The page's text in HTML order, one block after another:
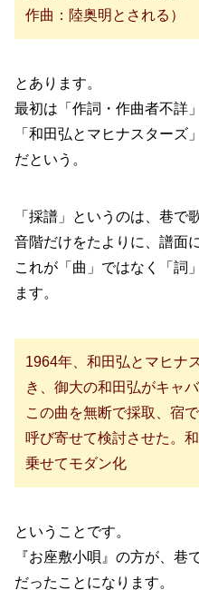
作曲：陸奥明とされる）
とあります。
最初は「作詞・作曲者不詳
「和田弘とマヒナスターズ
だという。
「採譜」というのは、巷で
音階だけをたよりに、譜面
これが「曲」ではなく「詞
ます。
1964年、和田弘とマヒナ
き、御大の和田弘がキャ
この曲を無断で採取、宿
呼び寄せて検討させた。
乗せてモダン化
ということです。
『お座敷小唄』の方が、巷
だったことになります。